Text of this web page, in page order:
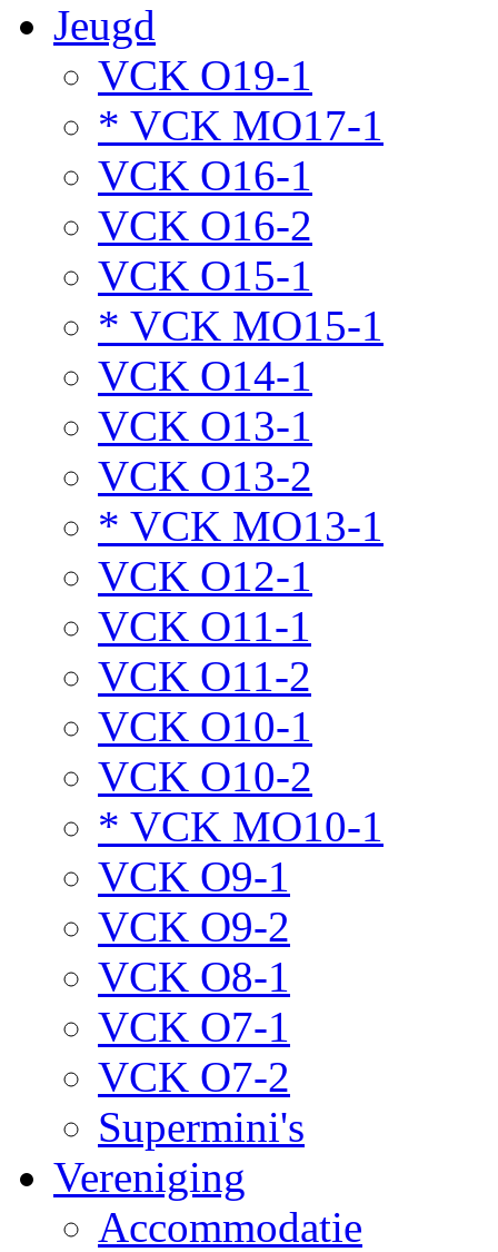
Jeugd
VCK O19-1
* VCK MO17-1
VCK O16-1
VCK O16-2
VCK O15-1
* VCK MO15-1
VCK O14-1
VCK O13-1
VCK O13-2
* VCK MO13-1
VCK O12-1
VCK O11-1
VCK O11-2
VCK O10-1
VCK O10-2
* VCK MO10-1
VCK O9-1
VCK O9-2
VCK O8-1
VCK O7-1
VCK O7-2
Supermini's
Vereniging
Accommodatie